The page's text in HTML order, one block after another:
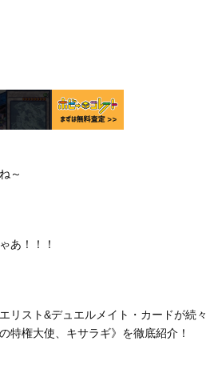
～
あ！！！
リスト&デュエルメイト・カードが続々
特権大使、キサラギ》を徹底紹介！